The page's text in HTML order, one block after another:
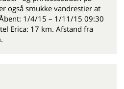
også smukke vandrestier at
1/4/15 – 1/11/15 09:30
Erica: 17 km. Afstand fra